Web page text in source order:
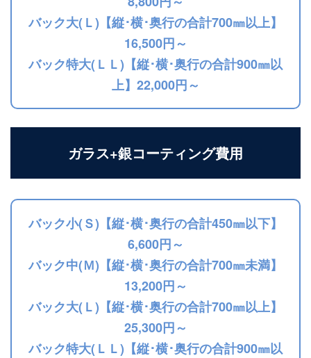
バック大(Ｌ)【縦･横･奥行の合計700㎜以上】
16,500円～
バック特大(ＬＬ)【縦･横･奥行の合計900㎜以
上】22,000円～
ガラス+銀コーティング費用
バック小(Ｓ)【縦･横･奥行の合計450㎜以下】
6,600円～
バック中(Ｍ)【縦･横･奥行の合計700㎜未満】
13,200円～
バック大(Ｌ)【縦･横･奥行の合計700㎜以上】
25,300円～
バック特大(ＬＬ)【縦･横･奥行の合計900㎜以